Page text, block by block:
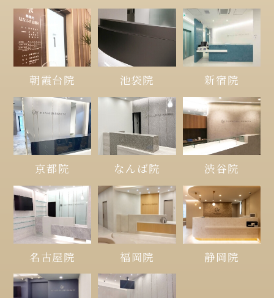
朝霞台院 池袋院 新宿院
京都院 なんば院 渋谷院
名古屋院 福岡院 静岡院